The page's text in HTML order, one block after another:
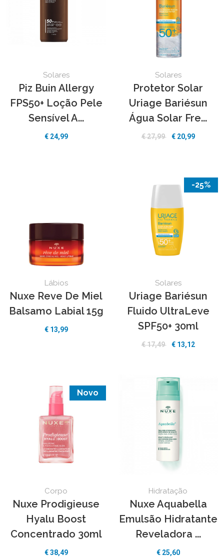
Solares
Piz Buin Allergy
FPS50+ Loção Pele
Sensível A...
€ 24,99
Solares
Protetor Solar
Uriage Bariésun
Água Solar Fre...
€27,99 € 20,99
Lábios
Nuxe Reve De Miel
Balsamo Labial 15g
€ 13,99
-25%
Solares
Uriage Bariésun
Fluido UltraLeve
SPF50+ 30ml
€17,49 € 13,12
Novo
Corpo
Nuxe Prodigieuse
Hyalu Boost
Concentrado 30ml
€38,49
Hidratação
Nuxe Aquabella
Emulsão Hidratante
Reveladora ...
€ 25,60